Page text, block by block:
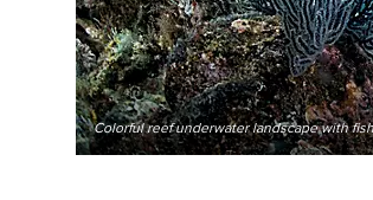
Colorful reef underwater landscape with